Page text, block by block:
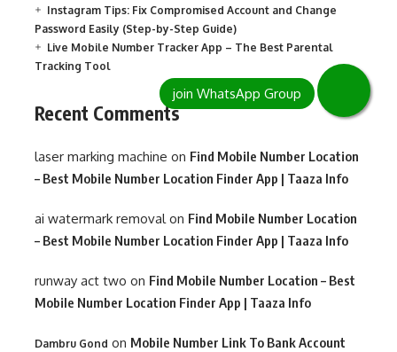
Instagram Tips: Fix Compromised Account and Change
Password Easily (Step-by-Step Guide)
Live Mobile Number Tracker App – The Best Parental
Tracking Tool
Recent Comments
laser marking machine on Find Mobile Number Location
– Best Mobile Number Location Finder App | Taaza Info
ai watermark removalon Find Mobile Number Location
– Best Mobile Number Location Finder App | Taaza Info
runway act two on Find Mobile Number Location – Best
Mobile Number Location Finder App | Taaza Info
Dambru Gond on Mobile Number Link To Bank Account